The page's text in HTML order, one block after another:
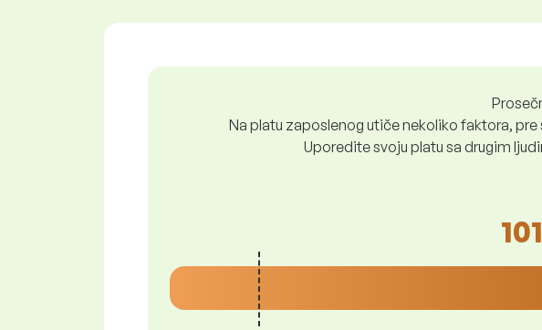
Na platu zaposlenog utiče nekoliko faktora,
Uporedite svoju platu sa drugim